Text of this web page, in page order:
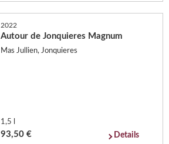
2022
Autour de Jonquieres Magnum
Mas Jullien, Jonquieres
1,5 l
93,50 € Details